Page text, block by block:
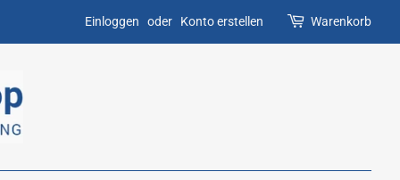
Einloggen oder Konto erstellen Warenkorb